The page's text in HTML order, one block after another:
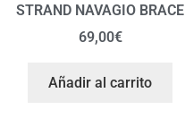
STRAND NAVAGIO BRACE
69,00€
Añadir al carrito